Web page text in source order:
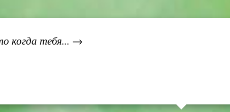
когда тебя... →